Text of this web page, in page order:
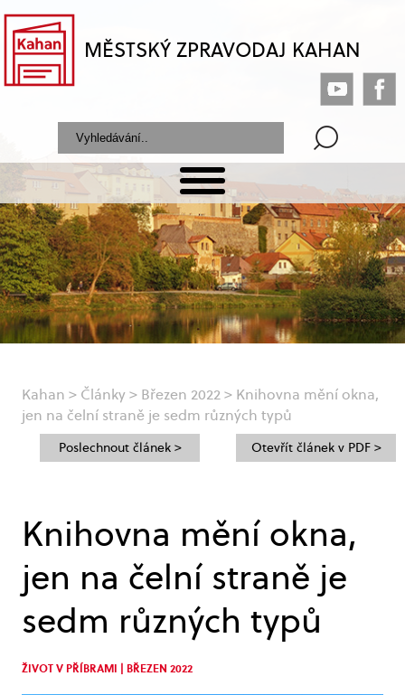
MĚSTSKÝ ZPRAVODAJ KAHAN
Kahan > Články> Březen 2022> Knihovna mění okna,
jen na čelní straně je sedm různých typů
Knihovna mění okna,
jen na čelní straně je
sedm různých typů
ŽIVOT V PŘÍBRAMI | BŘEZEN 2022
Poslechnout článek > Otevřít článek v PDF >